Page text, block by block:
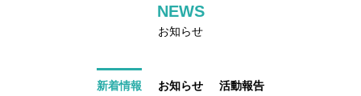
NEWS
お知らせ
新着情報 お知らせ 活動報告